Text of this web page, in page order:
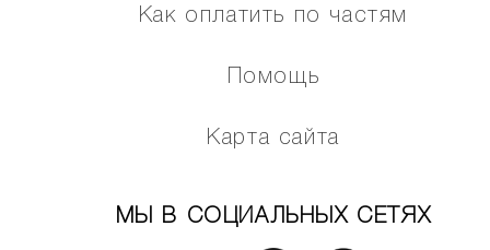
Как оплатить по частям
Помощь
Карта сайта
МЫ В СОЦИАЛЬНЫХ СЕТЯХ